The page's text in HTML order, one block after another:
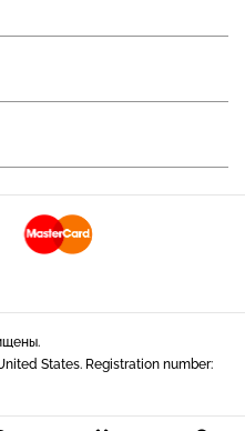
States. Registration number: